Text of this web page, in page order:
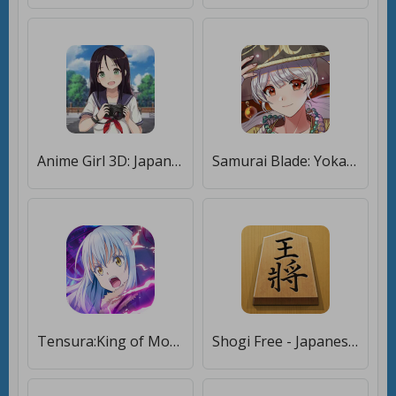
Anime Girl 3D: Japanese High School Life Simulator [Полная версия] Samurai Blade: Yokai Hunting [Мод меню]
Tensura:King of Monsters [Бесплатные покупки] Shogi Free - Japanese Chess [Мод меню]